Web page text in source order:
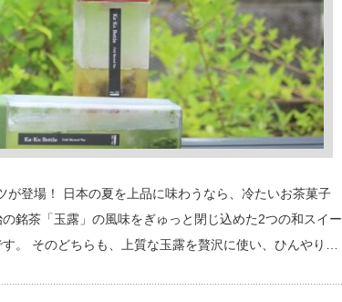
登場！ 日本の夏を上品に味わうなら、冷たいお茶菓子
銘茶「玉露」の風味をぎゅっと閉じ込めた2つの和スイー
。 そのどちらも、上質な玉露を贅沢に使い、ひんやり…